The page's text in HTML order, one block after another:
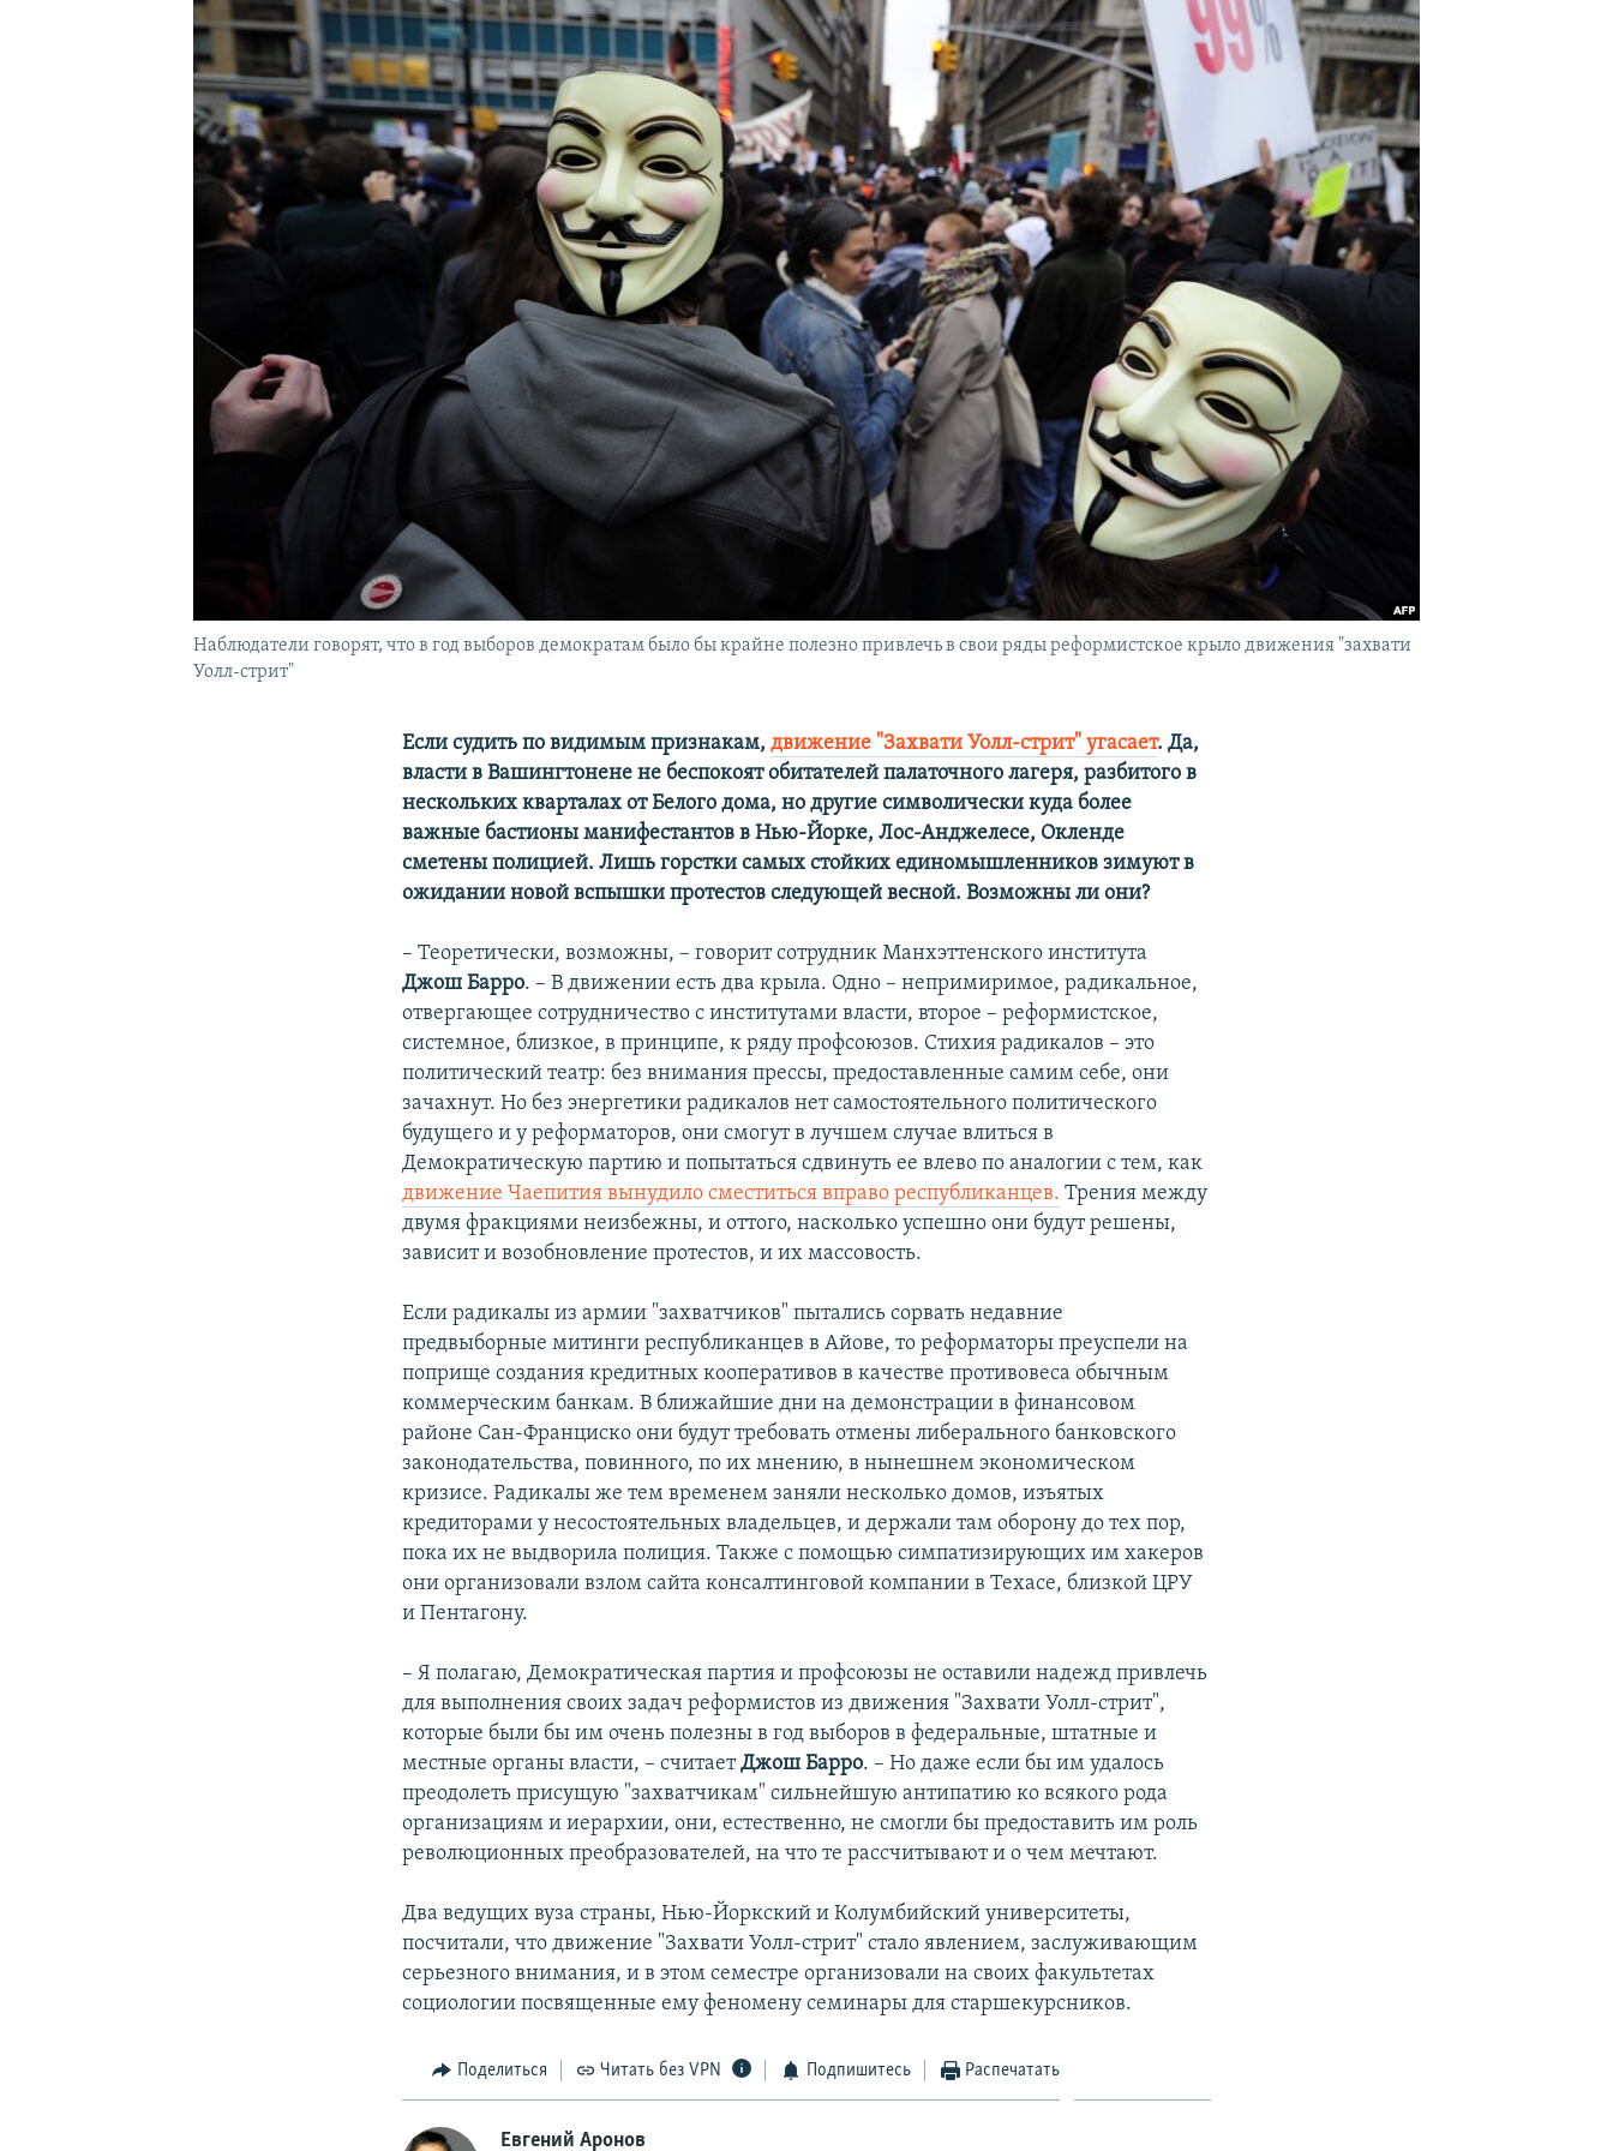
ПОДПИШИТЕСЬ НА РАССЫЛКУ
Наблюдатели говорят, что в год выборов демократам было бы крайне полезно привлечь в свои ряды реформистское крыло движения "захвати
Уолл-стрит"
Если судить по видимым признакам,движение "Захвати Уолл-стрит" угасает. Да,
власти в Вашингтонене не беспокоят обитателей палаточного лагеря, разбитого в
нескольких кварталах от Белого дома, но другие символически куда более
важные бастионы манифестантов в Нью-Йорке, Лос-Анджелесе, Окленде
сметены полицией. Лишь горстки самых стойких единомышленников зимуют в
ожидании новой вспышки протестов следующей весной. Возможны ли они?
– Теоретически, возможны, – говорит сотрудник Манхэттенского института
Джош Барро. – В движении есть два крыла. Одно – непримиримое, радикальное,
отвергающее сотрудничество с институтами власти, второе – реформистское,
системное, близкое, в принципе, к ряду профсоюзов. Стихия радикалов – это
политический театр: без внимания прессы, предоставленные самим себе, они
зачахнут. Но без энергетики радикалов нет самостоятельного политического
будущего и у реформаторов, они смогут в лучшем случае влиться в
Демократическую партию и попытаться сдвинуть ее влево по аналогии с тем, как
движение Чаепития вынудило сместиться вправо республиканцев. Трения между
двумя фракциями неизбежны, и оттого, насколько успешно они будут решены,
зависит и возобновление протестов, и их массовость.
Если радикалы из армии "захватчиков" пытались сорвать недавние
предвыборные митинги республиканцев в Айове, то реформаторы преуспели на
поприще создания кредитных кооперативов в качестве противовеса обычным
коммерческим банкам. В ближайшие дни на демонстрации в финансовом
районе Сан-Франциско они будут требовать отмены либерального банковского
законодательства, повинного, по их мнению, в нынешнем экономическом
кризисе. Радикалы же тем временем заняли несколько домов, изъятых
кредиторами у несостоятельных владельцев, и держали там оборону до тех пор,
пока их не выдворила полиция. Также с помощью симпатизирующих им хакеров
они организовали взлом сайта консалтинговой компании в Техасе, близкой ЦРУ
и Пентагону.
– Я полагаю, Демократическая партия и профсоюзы не оставили надежд привлечь
для выполнения своих задач реформистов из движения "Захвати Уолл-стрит",
которые были бы им очень полезны в год выборов в федеральные, штатные и
местные органы власти, – считаетДжош Барро. – Но даже если бы им удалось
преодолеть присущую "захватчикам" сильнейшую антипатию ко всякого рода
организациям и иерархии, они, естественно, не смогли бы предоставить им роль
революционных преобразователей, на что те рассчитывают и о чем мечтают.
Два ведущих вуза страны, Нью-Йоркский и Колумбийский университеты,
посчитали, что движение "Захвати Уолл-стрит" стало явлением, заслуживающим
серьезного внимания, и в этом семестре организовали на своих факультетах
социологии посвященные ему феномену семинары для старшекурсников.
Поделиться Читать без VPN Подпишитесь Распечатать
Евгений Аронов